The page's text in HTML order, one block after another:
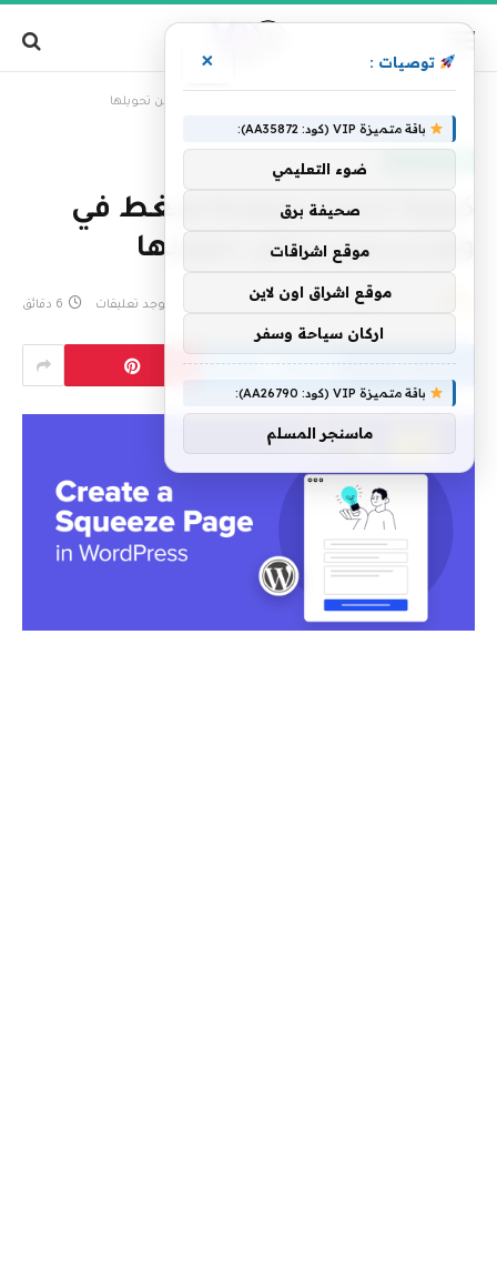
كيفية إنشاء صفحة ضغط في ووردبريس يمكن تحويلها
كيفية إنشاء صفحة ضغط في
ووردبريس يمكن تحويلها
فريق التحرير 27 مايو، 2024 لا توجد تعليقات 6 دقائق
توصيات : ×
باقة متميزة VIP (كود: AA35872):
ضوء التعليمي
صحيفة برق
موقع اشراقات
موقع اشراق اون لاين
اركان سياحة وسفر
باقة متميزة VIP (كود: AA26790):
ماسنجر المسلم